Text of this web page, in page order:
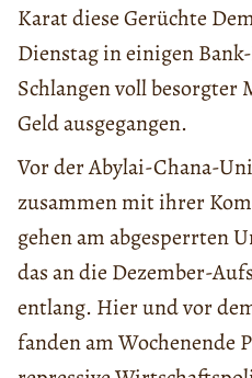
Karat diese Gerüchte
Dienstag in einigen
Schlangen voll besorgter
Geld ausgegangen.
Vor der Abylai-Chana-
zusammen mit ihrer
gehen am abgesperrten
das an die Dezember-
entlang. Hier und vor
fanden am Wochenende